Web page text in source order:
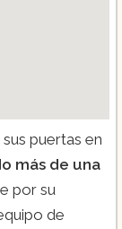
puertas en
más de una
por su
de